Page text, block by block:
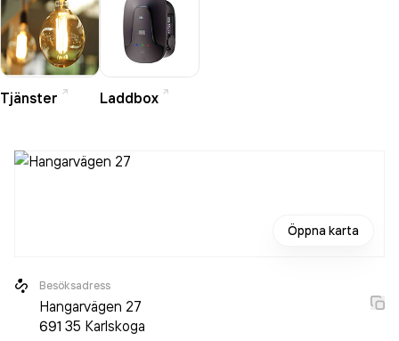
är elautomation, elinstallation och industriel/mek.
Tjänster Laddbox
Öppna karta
Besöksadress
Hangarvägen 27
691 35 Karlskoga